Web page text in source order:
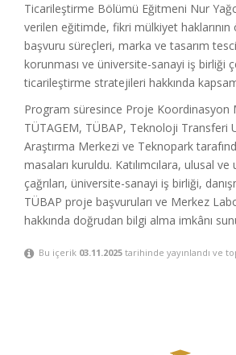
Ticarileştirme Bölümü Eğitmeni Nur
verilen eğitimde, fikri mülkiyet
başvuru süreçleri, marka ve tasarım
korunması ve üniversite-sanayi iş birliği
ticarileştirme stratejileri hakkında
Program süresince Proje Koordinasyon
TÜTAGEM, TÜBAP, Teknoloji Transferi
Araştırma Merkezi ve Teknopark
masaları kuruldu. Katılımcılara, ulusal
çağrıları, üniversite-sanayi iş birliği,
TÜBAP proje başvuruları ve Merkez
hakkında doğrudan bilgi alma imkânı
Bu içerik 03.11.2025 tarihinde yayınlandı ve